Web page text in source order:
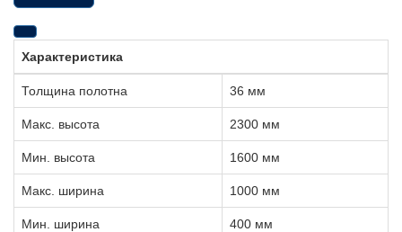
Характеристика
Толщина полотна 36 мм
Макс. высота 2300 мм
Мин. высота 1600 мм
Макс. ширина 1000 мм
Мин. ширина 400 мм